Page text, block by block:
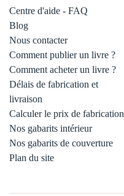
Centre d'aide - FAQ
Blog
Nous contacter
Comment publier un livre ?
Comment acheter un livre ?
Délais de fabrication et
livraison
Calculer le prix de fabrication
Nos gabarits intérieur
Nos gabarits de couverture
Plan du site